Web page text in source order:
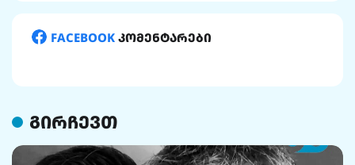
FACEBOOK კომენტარები
გირჩევთ